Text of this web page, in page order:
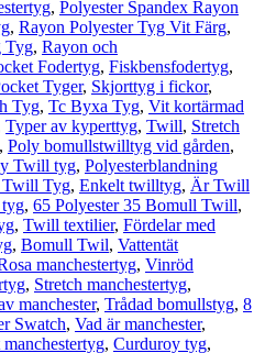
, Polyester Spandex Rayon
, Rayon Polyester Tyg Vit Färg,
Tyg, Rayon och
Fodertyg, Fiskbensfodertyg,
Tyger, Skjorttyg i fickor,
Tyg, Tc Byxa Tyg, Vit kortärmad
Typer av kyperttyg, Twill, Stretch
, Poly bomullstwilltyg vid gården,
Twill tyg, Polyesterblandning
Twill Tyg, Enkelt twilltyg, Är Twill
, 65 Polyester 35 Bomull Twill,
, Twill textilier, Fördelar med
, Bomull Twil, Vattentät
manchestertyg, Vinröd
, Stretch manchestertyg,
manchester, Trådad bomullstyg, 8
Swatch, Vad är manchester,
, Curduroy tyg,